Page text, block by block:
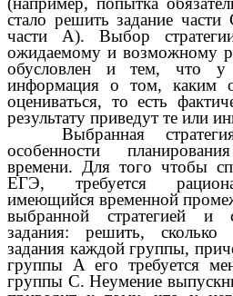
стало решить задание
части А). Выбор
ожидаемому и возможному
обусловлен и тем, что у
информация о том, каким
оцениваться, то есть
результату приведут те или
Выбранная
особенности
времени. Для того чтобы
ЕГЭ, требуется
имеющийся временной
выбранной стратегией и
задания: решить,
задания каждой группы,
группы А его требуется
группы С. Неумение